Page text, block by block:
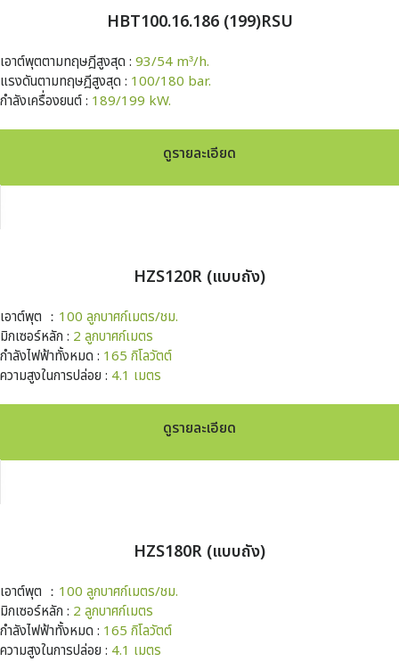
HBT100.16.186 (199)RSU
เอาต์พุตตามทฤษฎีสูงสุด : 93/54 m³/h.
แรงดันตามทฤษฎีสูงสุด : 100/180 bar.
กำลังเครื่องยนต์ : 189/199 kW.
ดูรายละเอียด
HZS120R (แบบถัง)
เอาต์พุต ： 100 ลูกบาศก์เมตร/ชม.
มิกเซอร์หลัก : 2 ลูกบาศก์เมตร
กำลังไฟฟ้าทั้งหมด : 165 กิโลวัตต์
ความสูงในการปล่อย : 4.1 เมตร
ดูรายละเอียด
HZS180R (แบบถัง)
เอาต์พุต ： 100 ลูกบาศก์เมตร/ชม.
มิกเซอร์หลัก : 2 ลูกบาศก์เมตร
กำลังไฟฟ้าทั้งหมด : 165 กิโลวัตต์
ความสูงในการปล่อย : 4.1 เมตร